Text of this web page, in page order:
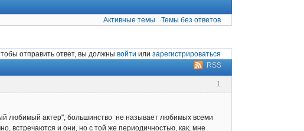
Активные темы Темы без ответов
отправить ответ, вы должны войти или зарегистрироваться
RSS
1
любимый актер", большинство не называет любимых всеми
встречаются и они, но с той же периодичностью, как, мне